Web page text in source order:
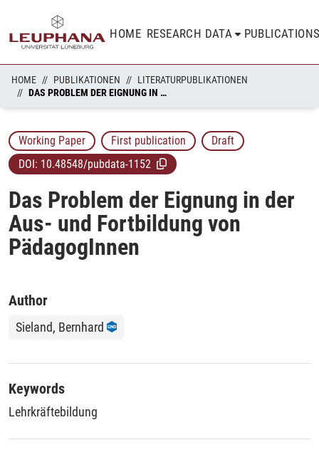
HOME RESEARCH DATA
HOME PUBLIKATIONEN
LITERATURPUBLIKATIONEN
DAS PROBLEM DER EIGNUNG IN DER AUS- UND FORTBILDUNG VON PÄDAGOGINNEN
Working Paper First publication
Draft
DOI: 10.48548/pubdata-1152
Das Problem der Eignung in der
Aus- und Fortbildung von
PädagogInnen
Author
Sieland, Bernhard
Keywords
Lehrkräftebildung